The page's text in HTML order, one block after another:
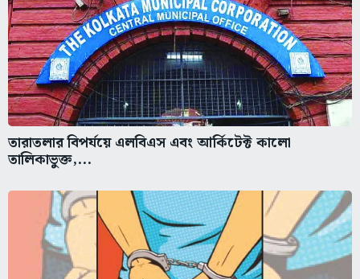
তারাতলার বিপর্যয়ে এলবিএস এবং আর্কিটেক্ট কালো
তালিকাভুক্ত,...